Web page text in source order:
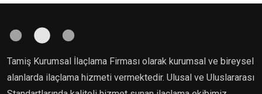
Tamiş Kurumsal İlaçlama Firması olarak kurumsal ve bireysel
alanlarda ilaçlama hizmeti vermektedir. Ulusal ve Uluslararası